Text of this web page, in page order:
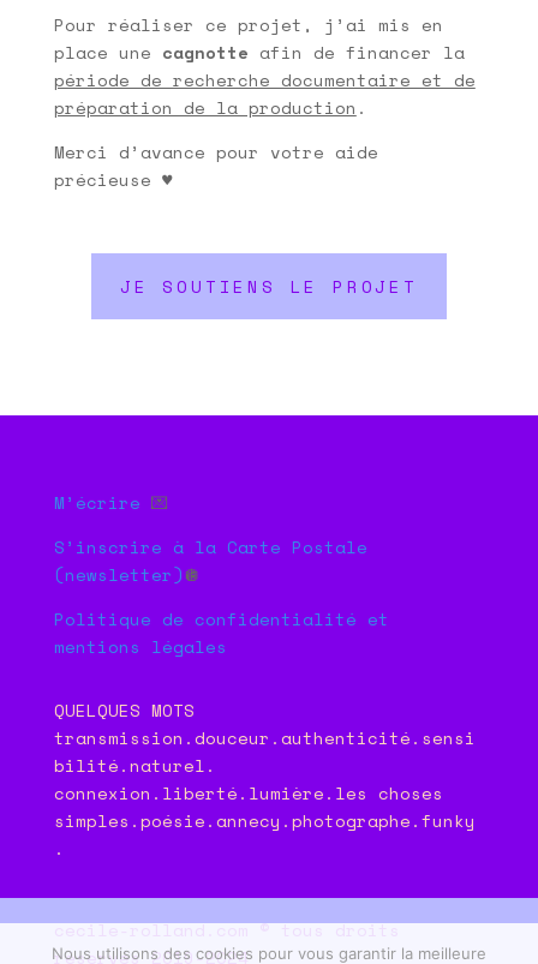
Pour réaliser ce projet, j’ai mis en
place une cagnotte afin de financer la
période de recherche documentaire et de
préparation de la production .
Merci d’avance pour votre aide
précieuse ♥
JE SOUTIENS LE PROJET
M’écrire 💌
S’inscrire à la Carte Postale
(newsletter)🪩
Politique de confidentialité et
mentions légales
QUELQUES MOTS
transmission.douceur.authenticité.sensi
bilité.naturel.
connexion.liberté.lumière.les choses
simples.poésie.annecy.photographe.funky
.
cecile-rolland.com © tous droits
réservés 2019-2024
Nous utilisons des cookies pour vous garantir la meilleure